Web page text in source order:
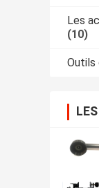
Les
(10)
Outils